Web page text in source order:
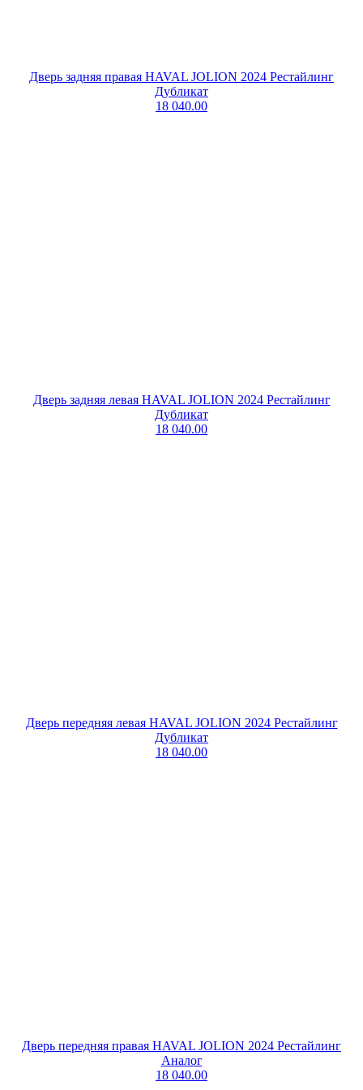
Дверь задняя правая HAVAL JOLION 2024 Рестайлинг
Дубликат
18 040.00
Дверь задняя левая HAVAL JOLION 2024 Рестайлинг
Дубликат
18 040.00
Дверь передняя левая HAVAL JOLION 2024 Рестайлинг
Дубликат
18 040.00
Дверь передняя правая HAVAL JOLION 2024 Рестайлинг
Аналог
18 040.00